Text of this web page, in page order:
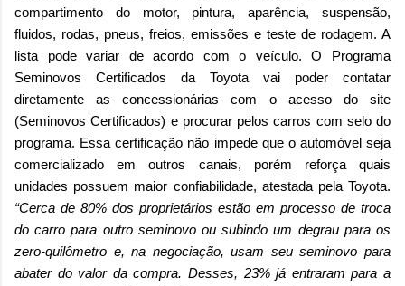
compartimento do motor, pintura, aparência, suspensão,
fluidos, rodas, pneus, freios, emissões e teste de rodagem. A
lista pode variar de acordo com o veículo. O Programa
Seminovos Certificados da Toyota vai poder contatar
diretamente as concessionárias com o acesso do site
(Seminovos Certificados) e procurar pelos carros com selo do
programa. Essa certificação não impede que o automóvel seja
comercializado em outros canais, porém reforça quais
unidades possuem maior confiabilidade, atestada pela Toyota.
“Cerca de 80% dos proprietários estão em processo de troca
do carro para outro seminovo ou subindo um degrau para os
zero-quilômetro e, na negociação, usam seu seminovo para
abater do valor da compra. Desses, 23% já entraram para a